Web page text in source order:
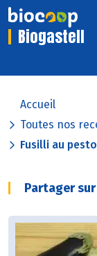
Biogastell
Accueil
Toutes nos
Fusilli au
Partager sur